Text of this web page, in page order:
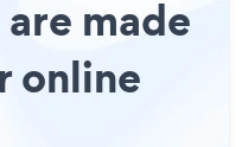
made
online